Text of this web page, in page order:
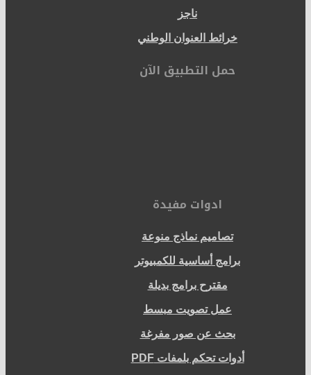
خرائط العنوان الوطني
حمل التطبيق الآن
ادوات مفيدة
تصاميم نماذج منوعة
برامج أساسية للكمبيوتر
مقترح برامج بديلة
عمل تصويت مبسط
بحث عن صور مفرغة
أدوات تحكم بلمفات PDF